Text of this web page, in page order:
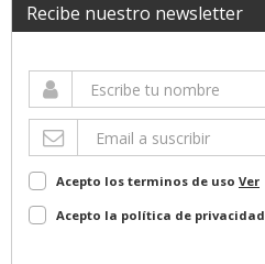
Recibe nuestro newsletter
Acepto los terminos de uso Ver
Acepto la política de privacidad